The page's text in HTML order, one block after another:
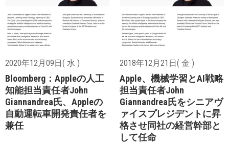
2020年12月09日( 水 )
Bloomberg：Appleの人工
知能担当責任者John
Giannandrea氏、Appleの
自動運転車開発責任者を
兼任
2018年12月21日( 金 )
Apple、機械学習とAI戦略
担当責任者John
Giannandrea氏をシニアヴ
ァイスプレジデントに昇
格させ同社の経営幹部と
して任命